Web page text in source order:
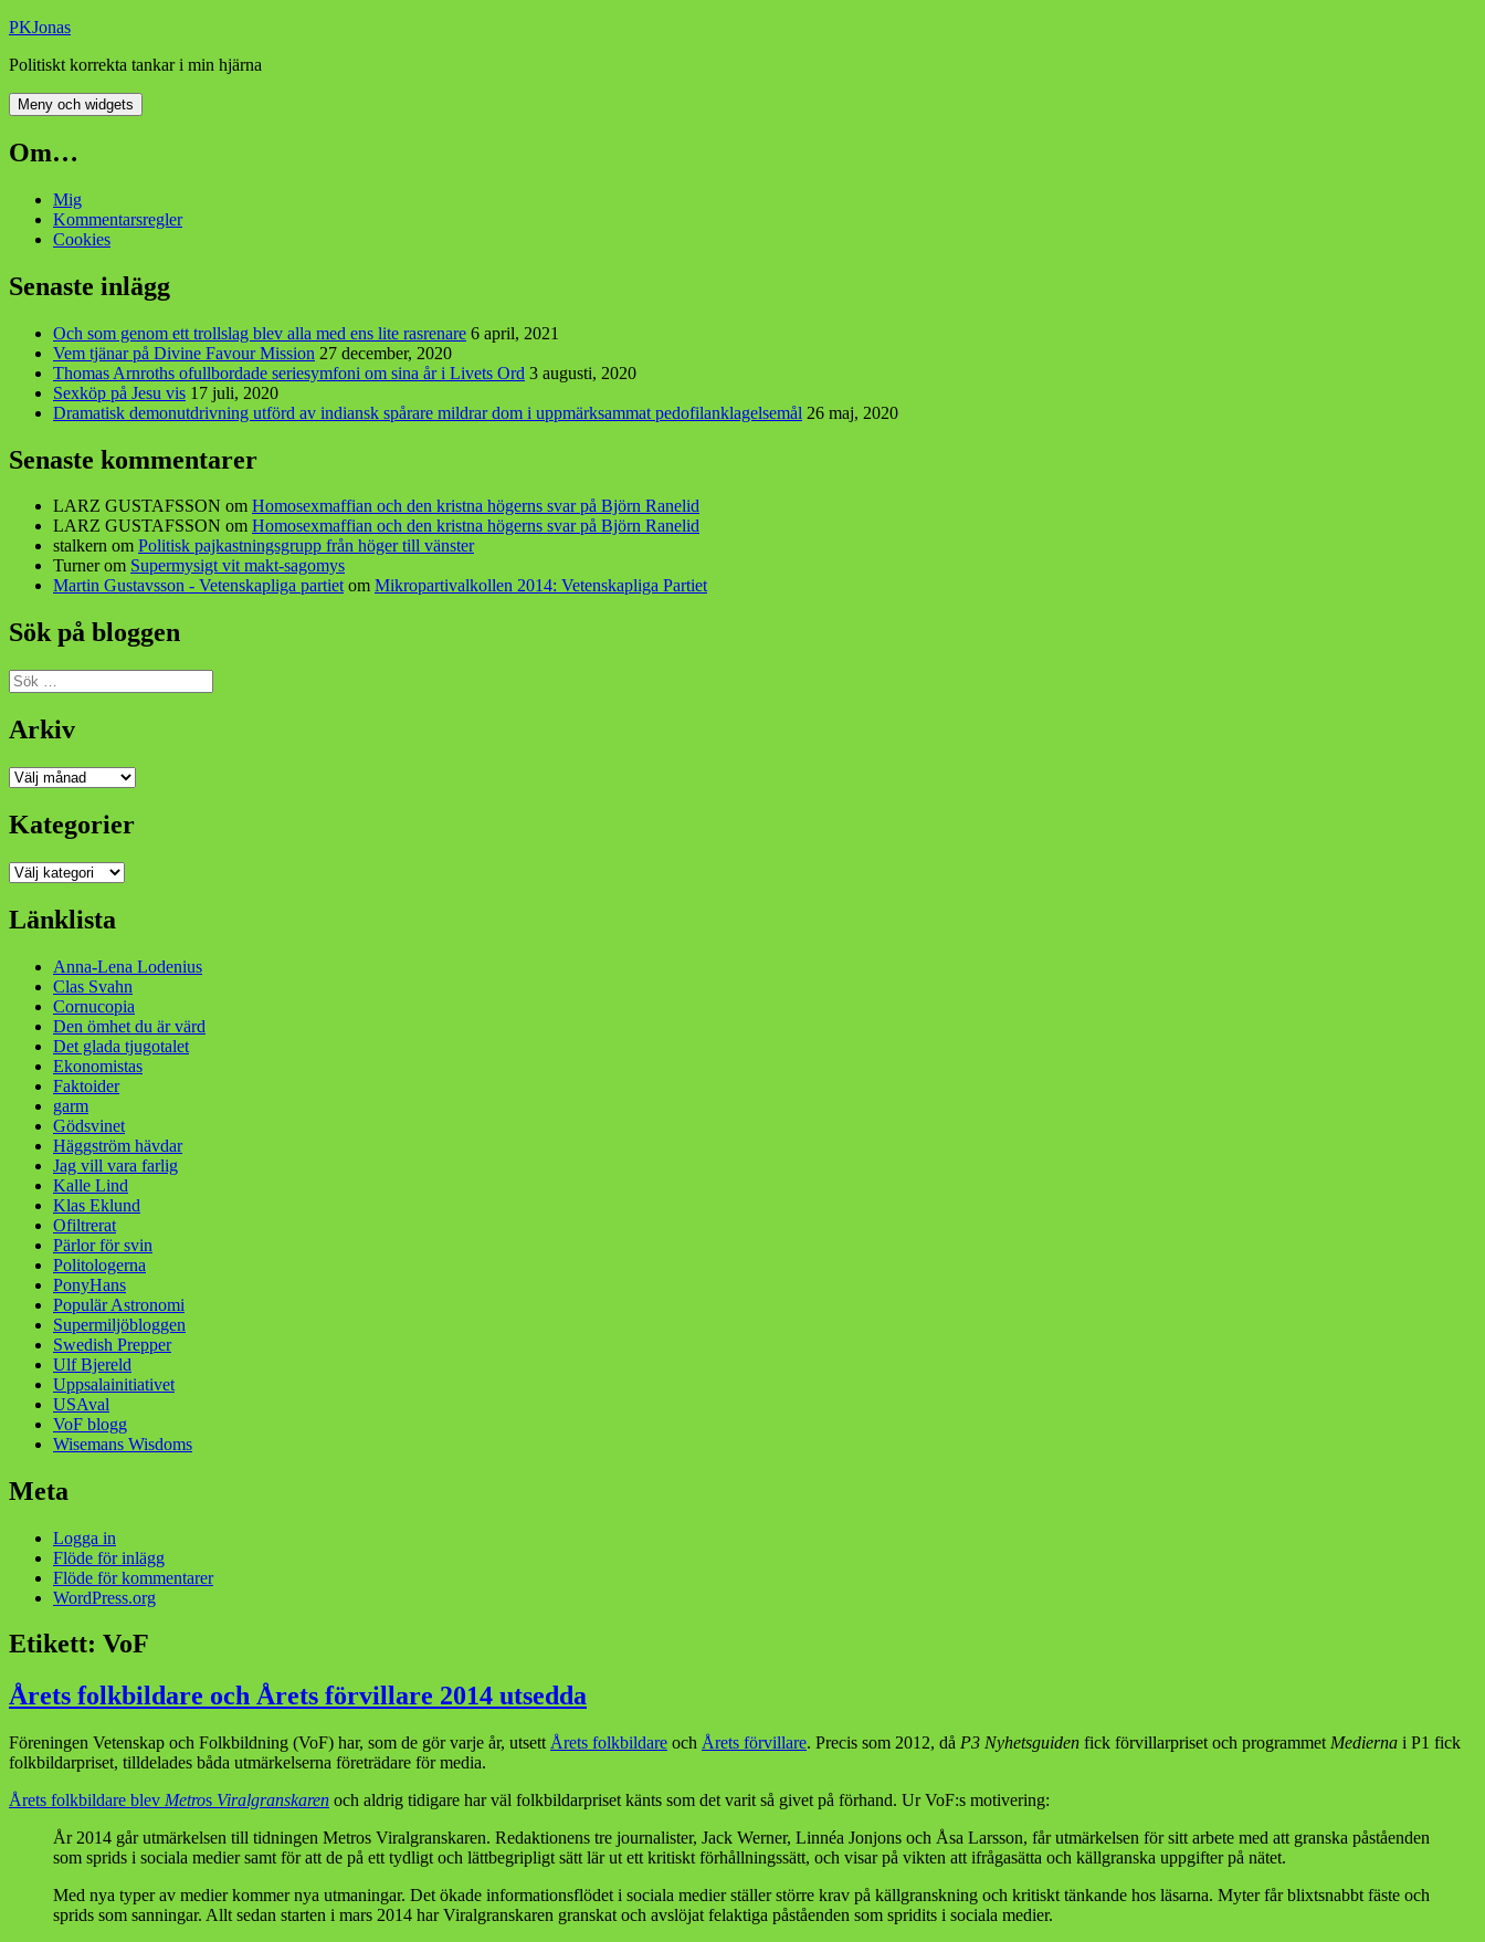
Hoppa
innehåll
PKJonas
Politiskt korrekta tankar i min hjärna
Meny och widgets
Om…
Mig
Kommentarsregler
Cookies
Senaste inlägg
Och som genom ett trollslag blev alla med ens lite rasrenare 6 april, 2021
Vem tjänar på Divine Favour Mission 27 december, 2020
Thomas Arnroths ofullbordade seriesymfoni om sina år i Livets Ord 3 augusti, 2020
Sexköp på Jesu vis 17 juli, 2020
Dramatisk demonutdrivning utförd av indiansk spårare mildrar dom i uppmärksammat pedofilanklagelsemål 26 maj, 2020
Senaste kommentarer
LARZ GUSTAFSSON om Homosexmaffian och den kristna högerns svar på Björn Ranelid
LARZ GUSTAFSSON om Homosexmaffian och den kristna högerns svar på Björn Ranelid
stalkern om Politisk pajkastningsgrupp från höger till vänster
Turnerom Supermysigt vit makt-sagomys
Martin Gustavsson - Vetenskapliga partietom Mikropartivalkollen 2014: Vetenskapliga Partiet
Sök på bloggen
Sök
efter:
Arkiv
Arkiv
Kategorier
Kategorier
Länklista
Anna-Lena Lodenius
Clas Svahn
Cornucopia
Den ömhet du är värd
Det glada tjugotalet
Ekonomistas
Faktoider
garm
Gödsvinet
Häggström hävdar
Jag vill vara farlig
Kalle Lind
Klas Eklund
Ofiltrerat
Pärlor för svin
Politologerna
PonyHans
Populär Astronomi
Supermiljöbloggen
Swedish Prepper
Ulf Bjereld
Uppsalainitiativet
USAval
VoF blogg
Wisemans Wisdoms
Meta
Logga in
Flöde för inlägg
Flöde för kommentarer
WordPress.org
Etikett: VoF
Årets folkbildare och Årets förvillare 2014 utsedda
Föreningen Vetenskap och Folkbildning (VoF) har, som de gör varje år, utsett Årets folkbildare och Årets förvillare. Precis som 2012, då P3 Nyhetsguiden fick förvillarpriset och programmet Medierna i P1 fick
folkbildarpriset, tilldelades båda utmärkelserna företrädare för media.
Årets folkbildare blev Metros Viralgranskaren och aldrig tidigare har väl folkbildarpriset känts som det varit så givet på förhand. Ur VoF:s motivering:
År 2014 går utmärkelsen till tidningen Metros Viralgranskaren. Redaktionens tre journalister, Jack Werner, Linnéa Jonjons och Åsa Larsson, får utmärkelsen för sitt arbete med att granska påståenden
som sprids i sociala medier samt för att de på ett tydligt och lättbegripligt sätt lär ut ett kritiskt förhållningssätt, och visar på vikten att ifrågasätta och källgranska uppgifter på nätet.
Med nya typer av medier kommer nya utmaningar. Det ökade informationsflödet i sociala medier ställer större krav på källgranskning och kritiskt tänkande hos läsarna. Myter får blixtsnabbt fäste och
sprids som sanningar. Allt sedan starten i mars 2014 har Viralgranskaren granskat och avslöjat felaktiga påståenden som spridits i sociala medier.